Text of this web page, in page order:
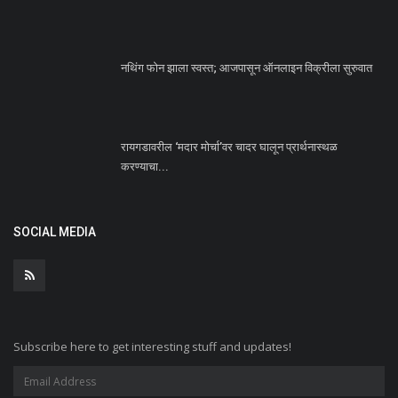
नथिंग फोन झाला स्वस्त; आजपासून ऑनलाइन विक्रीला सुरुवात
रायगडावरील ‘मदार मोर्चा’वर चादर घालून प्रार्थनास्थळ
करण्याचा...
SOCIAL MEDIA
Subscribe here to get interesting stuff and updates!